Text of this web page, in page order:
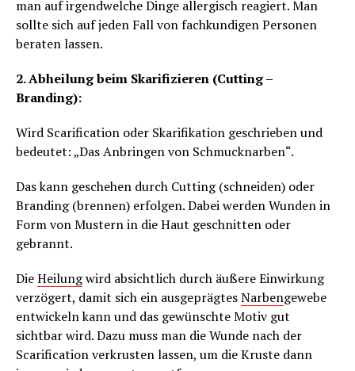
man auf irgendwelche Dinge allergisch reagiert. Man
sollte sich auf jeden Fall von fachkundigen Personen
beraten lassen.
2. Abheilung beim Skarifizieren (Cutting –
Branding):
Wird Scarification oder Skarifikation geschrieben und
bedeutet: „Das Anbringen von Schmucknarben“.
Das kann geschehen durch Cutting (schneiden) oder
Branding (brennen) erfolgen. Dabei werden Wunden in
Form von Mustern in die Haut geschnitten oder
gebrannt.
DieHeilungwird absichtlich durch äußere Einwirkung
verzögert, damit sich ein ausgeprägtesNarbengewebe
entwickeln kann und das gewünschte Motiv gut
sichtbar wird. Dazu muss man die Wunde nach der
Scarification verkrusten lassen, um die Kruste dann